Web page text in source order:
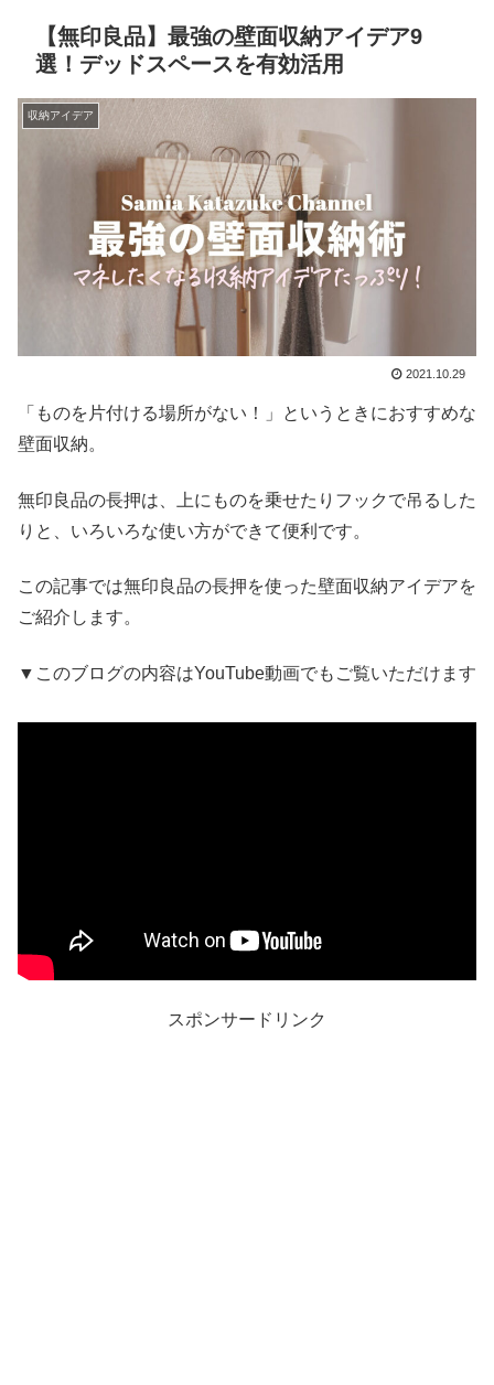
【無印良品】最強の壁面収納アイデア9
選！デッドスペースを有効活用
収納アイデア
2021.10.29
「ものを片付ける場所がない！」というときにおすすめな
壁面収納。
無印良品の長押は、上にものを乗せたりフックで吊るした
りと、いろいろな使い方ができて便利です。
この記事では無印良品の長押を使った壁面収納アイデアを
ご紹介します。
▼このブログの内容はYouTube動画でもご覧いただけます
スポンサードリンク